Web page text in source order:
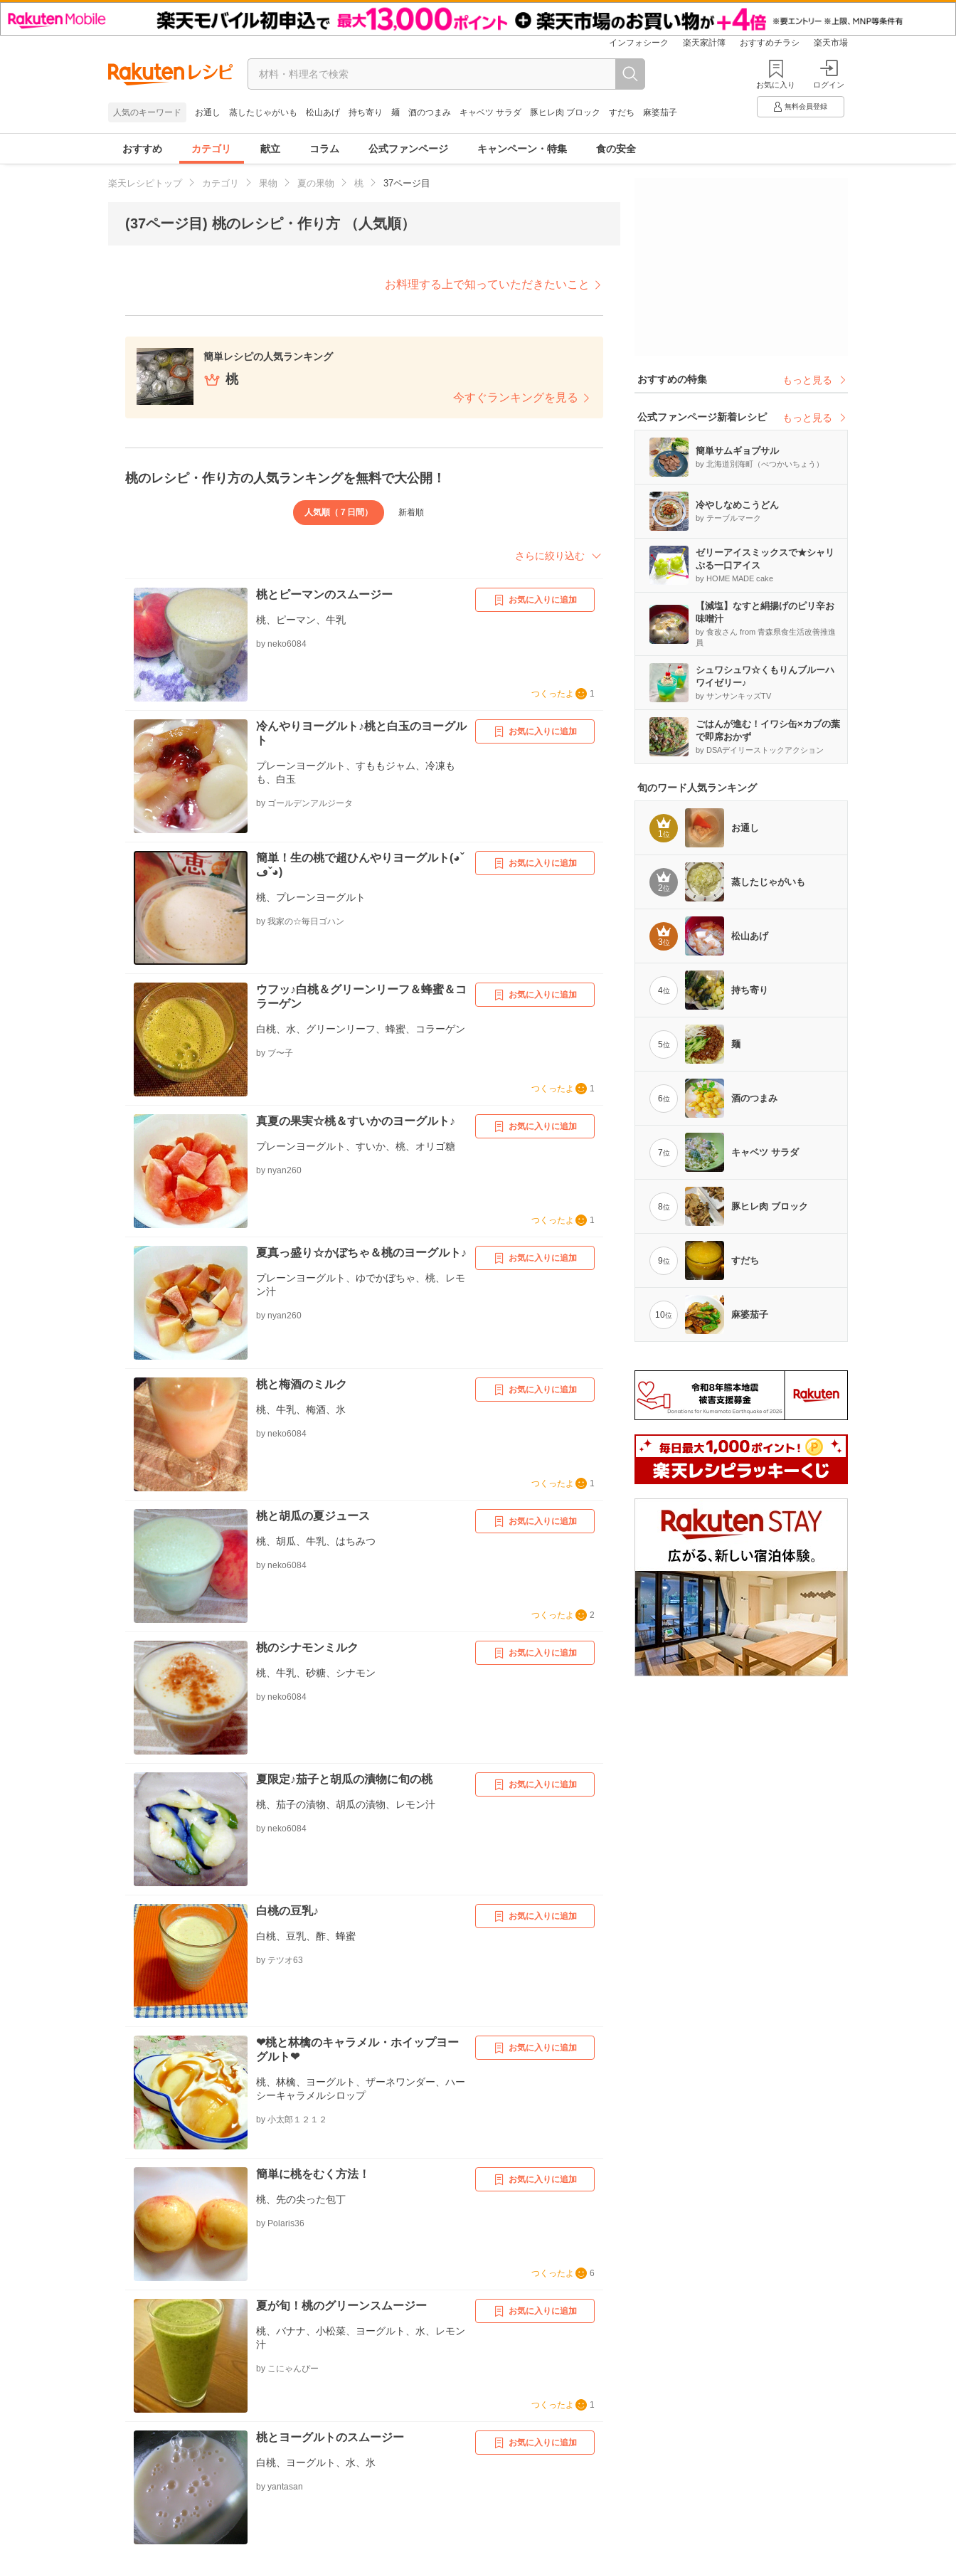
インフォシーク 楽天家計簿 おすすめチラシ 楽天市場
人気のキーワード お通し 蒸したじゃがいも 松山あげ 持ち寄り 麺 酒のつまみ キャベツ サラダ 豚ヒレ肉 ブロック すだち 麻婆茄子
お気に入り ログイン
無料会員登録
おすすめ カテゴリ 献立 コラム 公式ファンページ キャンペーン・特集 食の安全
楽天レシピトップ カテゴリ 果物 夏の果物 桃 37ページ目
(37ページ目) 桃のレシピ・作り方 （人気順）
お料理する上で知っていただきたいこと
簡単レシピの人気ランキング
桃
今すぐランキングを見る
桃のレシピ・作り方の人気ランキングを無料で大公開！
人気順（７日間） 新着順
さらに絞り込む
桃とピーマンのスムージー
桃、ピーマン、牛乳
by neko6084
お気に入りに追加
つくったよ 1
冷んやりヨーグルト♪桃と白玉のヨーグル
ト
プレーンヨーグルト、すももジャム、冷凍も
も、白玉
by ゴールデンアルジータ
お気に入りに追加
簡単！生の桃で超ひんやりヨーグルト(◕ˇ
ڡˇ◕)
桃、プレーンヨーグルト
by 我家の☆毎日ゴハン
お気に入りに追加
ウフッ♪白桃＆グリーンリーフ＆蜂蜜＆コ
ラーゲン
白桃、水、グリーンリーフ、蜂蜜、コラーゲン
by ブ〜子
お気に入りに追加
つくったよ 1
真夏の果実☆桃＆すいかのヨーグルト♪
プレーンヨーグルト、すいか、桃、オリゴ糖
by nyan260
お気に入りに追加
つくったよ 1
夏真っ盛り☆かぼちゃ＆桃のヨーグルト♪
プレーンヨーグルト、ゆでかぼちゃ、桃、レモ
ン汁
by nyan260
お気に入りに追加
桃と梅酒のミルク
桃、牛乳、梅酒、氷
by neko6084
お気に入りに追加
つくったよ 1
桃と胡瓜の夏ジュース
桃、胡瓜、牛乳、はちみつ
by neko6084
お気に入りに追加
つくったよ 2
桃のシナモンミルク
桃、牛乳、砂糖、シナモン
by neko6084
お気に入りに追加
夏限定♪茄子と胡瓜の漬物に旬の桃
桃、茄子の漬物、胡瓜の漬物、レモン汁
by neko6084
お気に入りに追加
白桃の豆乳♪
白桃、豆乳、酢、蜂蜜
by テツオ63
お気に入りに追加
❤桃と林檎のキャラメル・ホイップヨー
グルト❤
桃、林檎、ヨーグルト、ザーネワンダー、ハー
シーキャラメルシロップ
by 小太郎１２１２
お気に入りに追加
簡単に桃をむく方法！
桃、先の尖った包丁
by Polaris36
お気に入りに追加
つくったよ 6
夏が旬！桃のグリーンスムージー
桃、バナナ、小松菜、ヨーグルト、水、レモン
汁
by こにゃんぴー
お気に入りに追加
つくったよ 1
桃とヨーグルトのスムージー
白桃、ヨーグルト、水、氷
by yantasan
お気に入りに追加
おすすめの特集 もっと見る
公式ファンページ新着レシピ もっと見る
簡単サムギョプサル
by 北海道別海町（べつかいちょう）
冷やしなめこうどん
by テーブルマーク
ゼリーアイスミックスで★シャリ
ぷる一口アイス
by HOME MADE cake
【減塩】なすと絹揚げのピリ辛お
味噌汁
by 食改さん from 青森県食生活改善推進
員
シュワシュワ☆くもりんブルーハ
ワイゼリー♪
by サンサンキッズTV
ごはんが進む！イワシ缶×カブの葉
で即席おかず
by DSAデイリーストックアクション
旬のワード人気ランキング
1位
お通し
2位
蒸したじゃがいも
3位
松山あげ
4位 持ち寄り
5位 麺
6位 酒のつまみ
7位 キャベツ サラダ
8位 豚ヒレ肉 ブロック
9位 すだち
10位 麻婆茄子